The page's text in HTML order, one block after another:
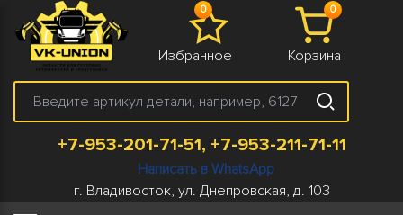
0
Избранное
0
Корзина
+7-953-201-71-51, +7-953-211-71-11
Написать в WhatsApp
г. Владивосток, ул. Днепровская, д. 103